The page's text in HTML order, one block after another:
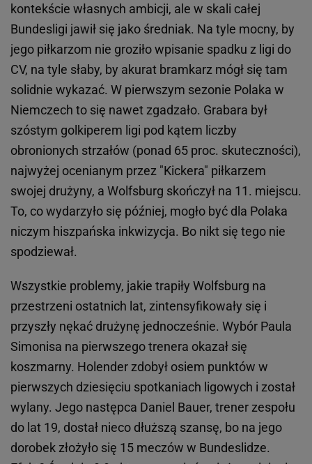
kontekście własnych ambicji, ale w skali całej
Bundesligi jawił się jako średniak. Na tyle mocny, by
jego piłkarzom nie groziło wpisanie spadku z ligi do
CV, na tyle słaby, by akurat bramkarz mógł się tam
solidnie wykazać. W pierwszym sezonie Polaka w
Niemczech to się nawet zgadzało. Grabara był
szóstym golkiperem ligi pod kątem liczby
obronionych strzałów (ponad 65 proc. skuteczności),
najwyżej ocenianym przez "Kickera" piłkarzem
swojej drużyny, a Wolfsburg skończył na 11. miejscu.
To, co wydarzyło się później, mogło być dla Polaka
niczym hiszpańska inkwizycja. Bo nikt się tego nie
spodziewał.
Wszystkie problemy, jakie trapiły Wolfsburg na
przestrzeni ostatnich lat, zintensyfikowały się i
przyszły nękać drużynę jednocześnie. Wybór Paula
Simonisa na pierwszego trenera okazał się
koszmarny. Holender zdobył osiem punktów w
pierwszych dziesięciu spotkaniach ligowych i został
wylany. Jego następca Daniel Bauer, trener zespołu
do lat 19, dostał nieco dłuższą szansę, bo na jego
dorobek złożyło się 15 meczów w Bundeslidze.